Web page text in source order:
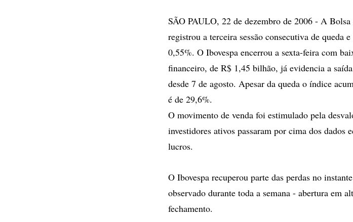
SÃO PAULO, 22 de dezembro de 2006 - A
registrou a terceira sessão consecutiva de queda
0,55%. O Ibovespa encerrou a sexta-feira com
financeiro, de R$ 1,45 bilhão, já evidencia a
desde 7 de agosto. Apesar da queda o índice
é de 29,6%.
O movimento de venda foi estimulado pela
investidores ativos passaram por cima dos dados
lucros.
O Ibovespa recuperou parte das perdas no
observado durante toda a semana - abertura em
fechamento.